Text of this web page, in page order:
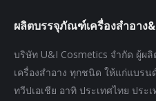
opens
in
new
window
opens
new
window
opens
window
ผลิตบรรจุภัณฑ์เครื่องสำอาง
บริษัท U&I Cosmetics จำกัด ผู้
เครื่องสำอาง ทุกชนิด ให้แก่แบร
ทวีปเอเชีย อาทิ ประเทศไทย ปร